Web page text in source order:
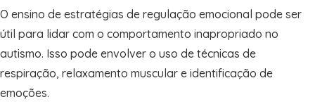
O ensino de estratégias de regulação emocional pode ser
útil para lidar com o comportamento inapropriado no
autismo. Isso pode envolver o uso de técnicas de
respiração, relaxamento muscular e identificação de
emoções.